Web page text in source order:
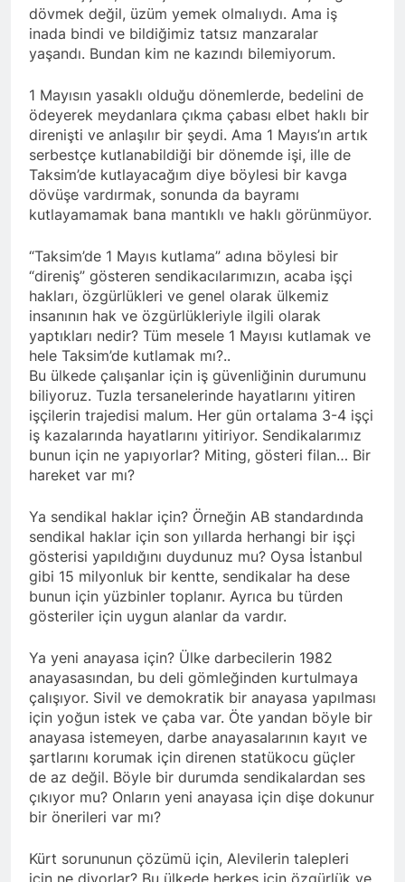
Nisan 2025 tarihinde Ankara
genel merkezde toplanarak
gündemindeki konuları
görüştü ve aşağıdaki
paylaşmayı kararlaştırdı.
Newrozu coşkulu bir
etkinlikle kutladı
1 Yıl Ago
1 Yıl Ago
BAŞTA KÜRT HALKI OLMAK
ÜZERE HERKESİN, MEŞRU
HAKLARININ TESLİM
EDİLDİĞİ ADİL BİR DÜZEN
UMUDUMUZU CANLI
TUTARAK; RAMAZAN
BAYRAMINIZI
KUTLUYORUZ!
1 Yıl Ago
HAK-PAR, PDK-BAKUR, PSK,
PWK, Diyarbakır e Mardin’de
Halepçe Soykırımı’nı Andılar:
Halepçe Soykırımının
Yaraları, Ulusal Birlik ve
Kürdistan’ın Özgürlüğüyle
Sarılabilir
1 Yıl Ago
Ahmed el Şara ve Mazlum
anlaşma, Kürtlerin kolektif
haklarını içermiyor.
1 Yıl Ago
HAK-PAR Adana İl Kadın
Komisyonu 8 Mart Dünya
Kadınlar gününü kutladı
1 Yıl Ago
HAK-PAR Fransa Konferansı
Başarıyla Sonuçlandı
Düzgün KAPLAN; ‘PKK’ nin
feshi en başta Kürt halkının
yararına olacaktır.’
1 Yıl Ago
BASINA VE KAMUOYUNA
Eşitlik ve özgürlük
mücadelesi veren tüm
kadınları selamlıyoruz
Bugün 8 Mart Dünya
1 Yıl Ago
İZMİR’DE HAK.PAR, PSK
HAK-PAR Hewler temsilcisi
Mehmet Şirin Timur; HAK-
PAR heyetine gösterilen ilgi
için teşekkür ediyoruz.
1 Yıl Ago
HAK-PAR BAŞKANLIK
KURULU; ‘Kürt meselesi
PKK den ibaret değildir.’
1 Yıl Ago
Düzgün KAPLAN,* *Erbil’de
RUDAW’ın düzenlediği
“Ortadoğu’nun Geleceğinde
Belirsizlikler” Formuna
katıldı*
1 Yıl Ago
HAK-PAR Genel Başkanı
Düzgün Kaplan “Hewler
Ortadoğu’nun politik
merkezine dönüşmektedir”
1 Yıl Ago
HAK-PAR, PSK VE PWK
İZMİR’İN KONAK
MEYDANINDA ORTAK
BASIN AÇIKLAMASI YAPTI
1 Yıl Ago
sayın Kemal Burkay’dan
konferans Dünya Anadil
1 Yıl Ago
HAK-PAR Viyana
dövmek değil, üzüm yemek olmalıydı. Ama iş
inada bindi ve bildiğimiz tatsız manzaralar
yaşandı. Bundan kim ne kazındı bilemiyorum.
1 Mayısın yasaklı olduğu dönemlerde, bedelini de
ödeyerek meydanlara çıkma çabası elbet haklı bir
direnişti ve anlaşılır bir şeydi. Ama 1 Mayıs’ın artık
serbestçe kutlanabildiği bir dönemde işi, ille de
Taksim’de kutlayacağım diye böylesi bir kavga
dövüşe vardırmak, sonunda da bayramı
kutlayamamak bana mantıklı ve haklı görünmüyor.
“Taksim’de 1 Mayıs kutlama” adına böylesi bir
“direniş” gösteren sendikacılarımızın, acaba işçi
hakları, özgürlükleri ve genel olarak ülkemiz
insanının hak ve özgürlükleriyle ilgili olarak
yaptıkları nedir? Tüm mesele 1 Mayısı kutlamak ve
hele Taksim’de kutlamak mı?..
Bu ülkede çalışanlar için iş güvenliğinin durumunu
biliyoruz. Tuzla tersanelerinde hayatlarını yitiren
işçilerin trajedisi malum. Her gün ortalama 3-4 işçi
iş kazalarında hayatlarını yitiriyor. Sendikalarımız
bunun için ne yapıyorlar? Miting, gösteri filan… Bir
hareket var mı?
Ya sendikal haklar için? Örneğin AB standardında
sendikal haklar için son yıllarda herhangi bir işçi
gösterisi yapıldığını duydunuz mu? Oysa İstanbul
gibi 15 milyonluk bir kentte, sendikalar ha dese
bunun için yüzbinler toplanır. Ayrıca bu türden
gösteriler için uygun alanlar da vardır.
Ya yeni anayasa için? Ülke darbecilerin 1982
anayasasından, bu deli gömleğinden kurtulmaya
çalışıyor. Sivil ve demokratik bir anayasa yapılması
için yoğun istek ve çaba var. Öte yandan böyle bir
anayasa istemeyen, darbe anayasalarının kayıt ve
şartlarını korumak için direnen statükocu güçler
de az değil. Böyle bir durumda sendikalardan ses
çıkıyor mu? Onların yeni anayasa için dişe dokunur
bir önerileri var mı?
Kürt sorununun çözümü için, Alevilerin talepleri
için ne diyorlar? Bu ülkede herkes için özgürlük ve